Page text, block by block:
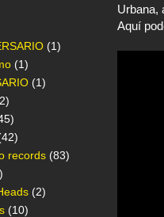
Urbana,
Aquí
(1)
(1)
(1)
records (83)
(2)
(10)